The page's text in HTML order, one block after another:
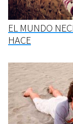
EL MUNDO
HACE